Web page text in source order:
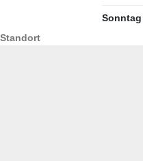
Sonntag
Standort